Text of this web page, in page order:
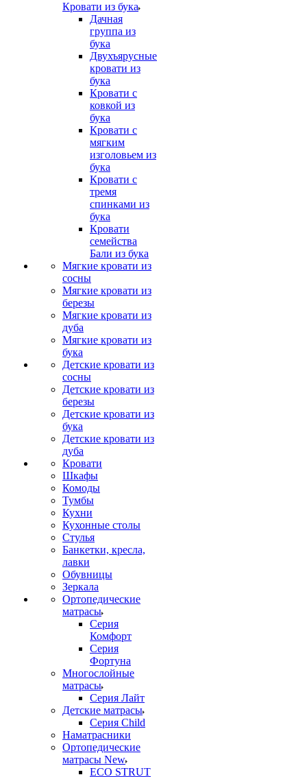
Кровати из бука
Дачная
группа из
бука
Двухъярусные
кровати из
бука
Кровати с
ковкой из
бука
Кровати с
мягким
изголовьем из
бука
Кровати с
тремя
спинками из
бука
Кровати
семейства
Бали из бука
Мягкие кровати из
сосны
Мягкие кровати из
березы
Мягкие кровати из
дуба
Мягкие кровати из
бука
Детские кровати из
сосны
Детские кровати из
березы
Детские кровати из
бука
Детские кровати из
дуба
Кровати
Шкафы
Комоды
Тумбы
Кухни
Кухонные столы
Стулья
Банкетки, кресла,
лавки
Обувницы
Зеркала
Ортопедические
матрасы
Серия
Комфорт
Серия
Фортуна
Многослойные
матрасы
Серия Лайт
Детские матрасы
Серия Child
Наматрасники
Ортопедические
матрасы New
ECO STRUT